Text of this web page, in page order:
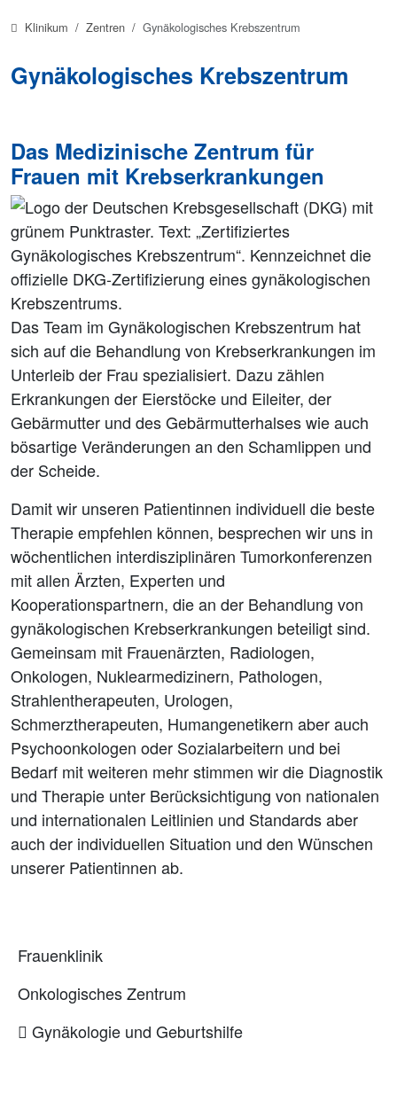
Klinikum Zentren Gynäkologisches Krebszentrum
Gynäkologisches Krebszentrum
Das Medizinische Zentrum für
Frauen mit Krebserkrankungen
Das Team im Gynäkologischen Krebszentrum hat
sich auf die Behandlung von Krebserkrankungen im
Unterleib der Frau spezialisiert. Dazu zählen
Erkrankungen der Eierstöcke und Eileiter, der
Gebärmutter und des Gebärmutterhalses wie auch
bösartige Veränderungen an den Schamlippen und
der Scheide.
Damit wir unseren Patientinnen individuell die beste
Therapie empfehlen können, besprechen wir uns in
wöchentlichen interdisziplinären Tumorkonferenzen
mit allen Ärzten, Experten und
Kooperationspartnern, die an der Behandlung von
gynäkologischen Krebserkrankungen beteiligt sind.
Gemeinsam mit Frauenärzten, Radiologen,
Onkologen, Nuklearmedizinern, Pathologen,
Strahlentherapeuten, Urologen,
Schmerztherapeuten, Humangenetikern aber auch
Psychoonkologen oder Sozialarbeitern und bei
Bedarf mit weiteren mehr stimmen wir die Diagnostik
und Therapie unter Berücksichtigung von nationalen
und internationalen Leitlinien und Standards aber
auch der individuellen Situation und den Wünschen
unserer Patientinnen ab.
Frauenklinik
Onkologisches Zentrum
Gynäkologie und Geburtshilfe